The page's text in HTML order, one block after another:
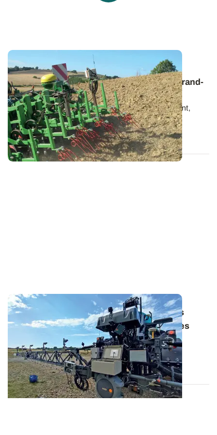
Numérique et agriculture
: découvrez les
résultats de trois ans d’essais en région Grand-
Est
Gestion des couverts permanents, pâturage tournant,
précision GPS, désherbage ciblé...
27 AVR. 2023
Pulvérisation ciblée : des investissements
compensés par les économies d’herbicides
Malgré des économies d’herbicides à la clé, la
pulvérisation ciblée est-elle rentable au...
17 DÉC. 2022